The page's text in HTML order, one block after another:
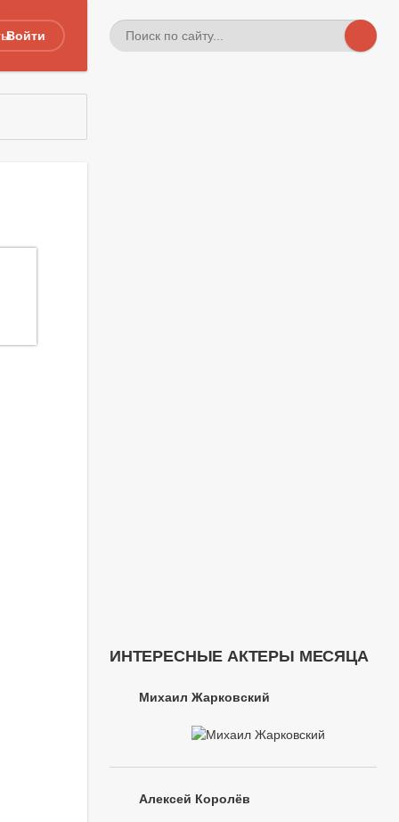
Войти
ИНТЕРЕСНЫЕ АКТЕРЫ МЕСЯЦА
Михаил Жарковский
Алексей Королёв